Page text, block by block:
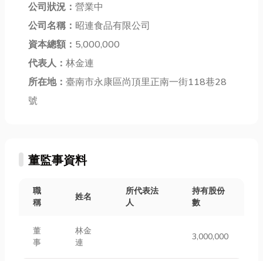
公司狀況： 營業中
公司名稱： 昭連食品有限公司
資本總額： 5,000,000
代表人： 林金連
所在地： 臺南市永康區尚頂里正南一街118巷28
號
董監事資料
職
稱
姓名
所代表法
人
持有股份
數
董
事
林金
連
3,000,000